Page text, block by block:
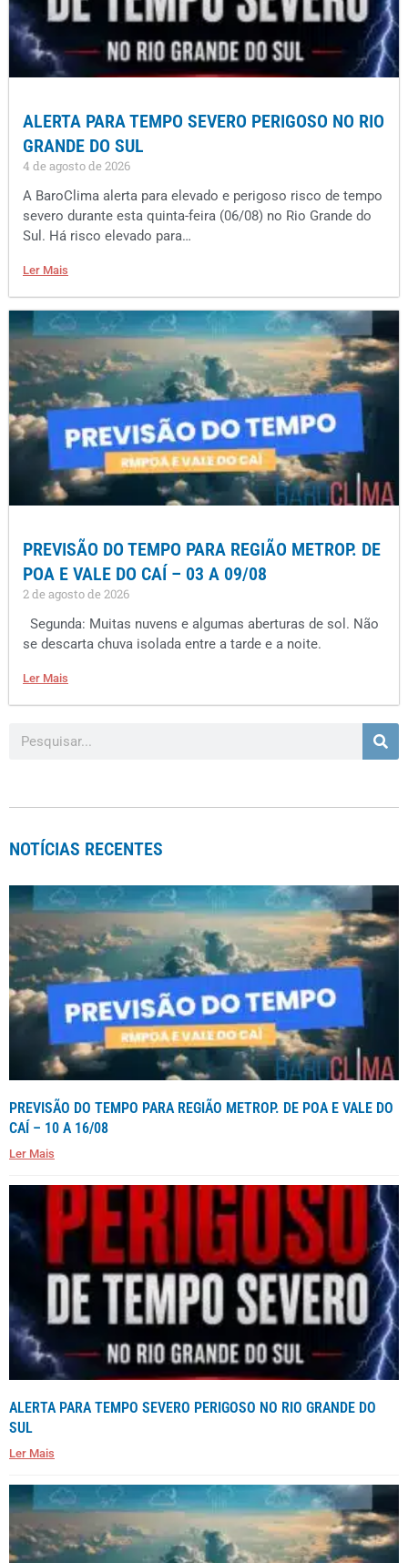
ALERTA PARA TEMPO SEVERO PERIGOSO NO RIO
GRANDE DO SUL
4 de agosto de 2026
A BaroClima alerta para elevado e perigoso risco de tempo
severo durante esta quinta-feira (06/08) no Rio Grande do
Sul. Há risco elevado para…
Ler Mais
PREVISÃO DO TEMPO PARA REGIÃO METROP. DE
POA E VALE DO CAÍ – 03 A 09/08
2 de agosto de 2026
Segunda: Muitas nuvens e algumas aberturas de sol. Não
se descarta chuva isolada entre a tarde e a noite.
Ler Mais
NOTÍCIAS RECENTES
PREVISÃO DO TEMPO PARA REGIÃO METROP. DE POA E VALE DO
CAÍ – 10 A 16/08
Ler Mais
ALERTA PARA TEMPO SEVERO PERIGOSO NO RIO GRANDE DO
SUL
Ler Mais